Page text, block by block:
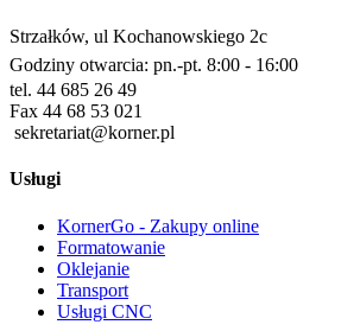
Strzałków, ul Kochanowskiego 2c
Godziny otwarcia: pn.-pt. 8:00 - 16:00
tel. 44 685 26 49
Fax 44 68 53 021
sekretariat@korner.pl
Usługi
KornerGo - Zakupy online
Formatowanie
Oklejanie
Transport
Usługi CNC